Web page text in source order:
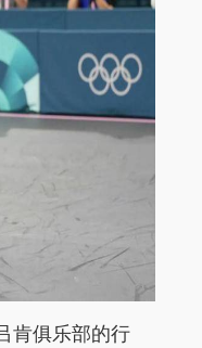
肯俱乐部的行